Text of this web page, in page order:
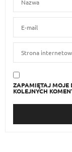
ZAPAMIĘTAJ MOJE
KOLEJNYCH